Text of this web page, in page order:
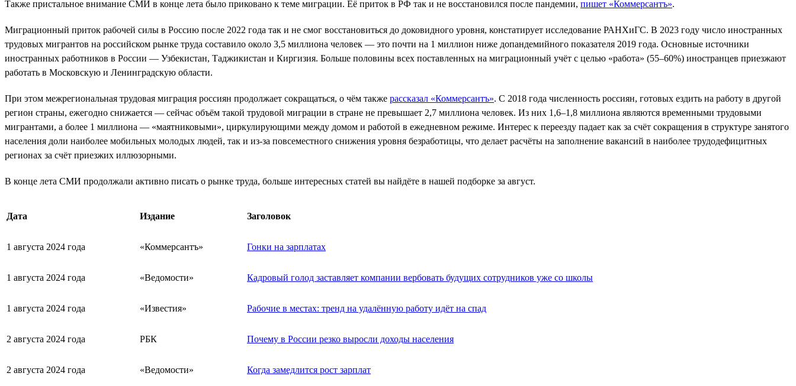
Также пристальное внимание СМИ в конце лета было приковано к теме миграции. Её приток в РФ так и не восстановился после пандемии, пишет «Коммерсантъ».
Миграционный приток рабочей силы в Россию после 2022 года так и не смог восстановиться до доковидного уровня, констатирует исследование РАНХиГС. В 2023 году число иностранных
трудовых мигрантов на российском рынке труда составило около 3,5 миллиона человек — это почти на 1 миллион ниже допандемийного показателя 2019 года. Основные источники
иностранных работников в России — Узбекистан, Таджикистан и Киргизия. Больше половины всех поставленных на миграционный учёт с целью «работа» (55–60%) иностранцев приезжают
работать в Московскую и Ленинградскую области.
При этом межрегиональная трудовая миграция россиян продолжает сокращаться, о чём также рассказал «Коммерсантъ». С 2018 года численность россиян, готовых ездить на работу в другой
регион страны, ежегодно снижается — сейчас объём такой трудовой миграции в стране не превышает 2,7 миллиона человек. Из них 1,6–1,8 миллиона являются временными трудовыми
мигрантами, а более 1 миллиона — «маятниковыми», циркулирующими между домом и работой в ежедневном режиме. Интерес к переезду падает как за счёт сокращения в структуре занятого
населения доли наиболее мобильных молодых людей, так и из-за повсеместного снижения уровня безработицы, что делает расчёты на заполнение вакансий в наиболее трудодефицитных
регионах за счёт приезжих иллюзорными.
В конце лета СМИ продолжали активно писать о рынке труда, больше интересных статей вы найдёте в нашей подборке за август.
Дата Издание Заголовок
1 августа 2024 года «Коммерсантъ» Гонки на зарплатах
1 августа 2024 года «Ведомости» Кадровый голод заставляет компании вербовать будущих сотрудников уже со школы
1 августа 2024 года «Известия» Рабочие в местах: тренд на удалённую работу идёт на спад
2 августа 2024 года РБК Почему в России резко выросли доходы населения
2 августа 2024 года «Ведомости» Когда замедлится рост зарплат